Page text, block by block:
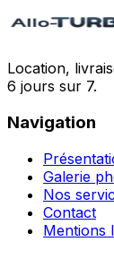
Location,
6 jours sur 7.
Navigation
Galerie
Nos
Contact
Mentions